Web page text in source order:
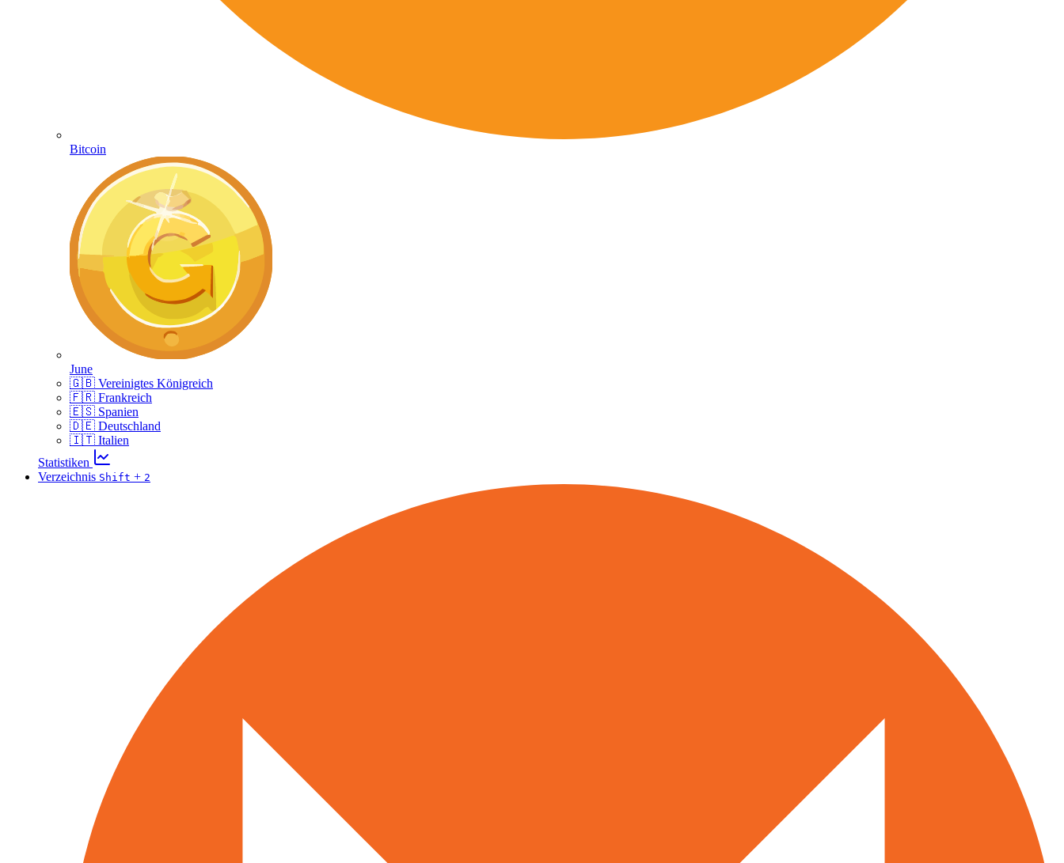
Bitcoin
June
🇬🇧 Vereinigtes Königreich
🇫🇷 Frankreich
🇪🇸 Spanien
🇩🇪 Deutschland
🇮🇹 Italien
Statistiken
Verzeichnis Shift + 2